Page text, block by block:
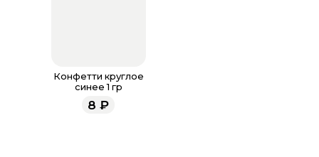
Конфетти круглое
синее 1 гр
8 ₽